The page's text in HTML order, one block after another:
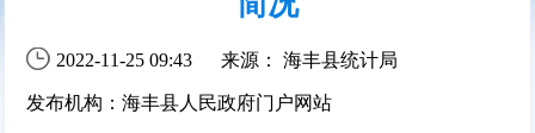
2022-11-25 09:43 来源： 海丰县统计局
发布机构：海丰县人民政府门户网站